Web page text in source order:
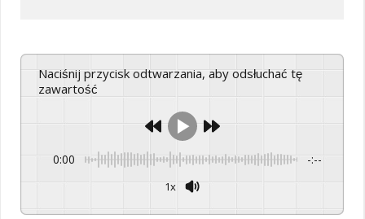
Naciśnij przycisk odtwarzania, aby odsłuchać tę
zawartość
0:00 -:--
1x